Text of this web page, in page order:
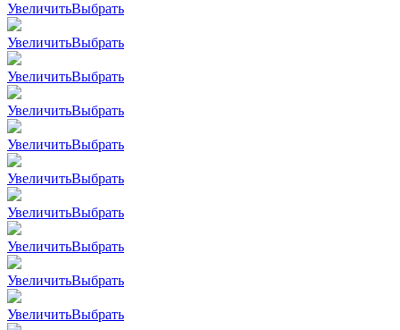
УвеличитьВыбрать
УвеличитьВыбрать
УвеличитьВыбрать
УвеличитьВыбрать
УвеличитьВыбрать
УвеличитьВыбрать
УвеличитьВыбрать
УвеличитьВыбрать
УвеличитьВыбрать
УвеличитьВыбрать